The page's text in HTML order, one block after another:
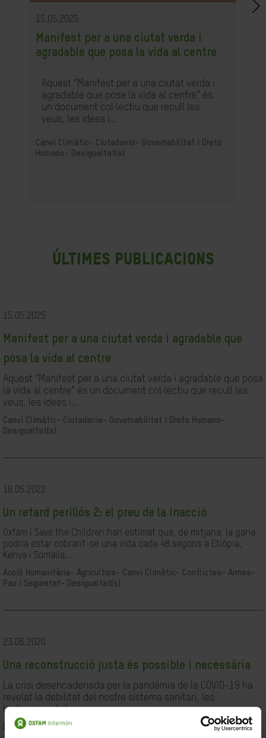
15.05.2025
Manifest per a una ciutat verda i
agradable que posa la vida al centre
Aquest “Manifest per a una ciutat verda i
agradable que posa la vida al centre” és
un document col·lectiu que recull les
veus, les idees i...
Canvi Climàtic-
Ciutadania- Governabilitat i Drets
Humans-
Desigualtat(s)
últimes publicacions
15.05.2025
Manifest per a una ciutat verda i agradable que
posa la vida al centre
Aquest “Manifest per a una ciutat verda i agradable que posa
la vida al centre” és un document col·lectiu que recull les
veus, les idees i...
Canvi Climàtic-
Ciutadania- Governabilitat i Drets Humans-
Desigualtat(s)
18.05.2022
Un retard perillós 2: el preu de la inacció
Oxfam i Save the Children han estimat que, de mitjana, la gana
podria estar cobrant-se una vida cada 48 segons a Etiòpia,
Kenya i Somàlia...
Acció Humanitària- Agricultura- Canvi Climàtic-
Conflictes- Armes-
Pau i Seguretat-
Desigualtat(s)
23.06.2020
Una reconstrucció justa és possible i necessària
La crisi desencadenada per la pandèmia de la COVID-19 ha
revelat la debilitat del nostre sistema sanitari, les
limitacions de les...
Desigualtat(s)